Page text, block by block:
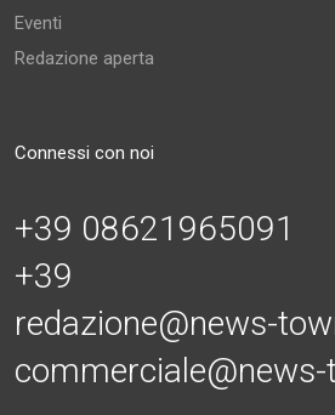
Eventi
Redazione aperta
Connessi con noi
+39 08621965091
+39
redazione@news-